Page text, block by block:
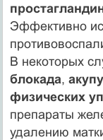
Эффективно
В некоторых
блокада,
физических
препараты
удалению